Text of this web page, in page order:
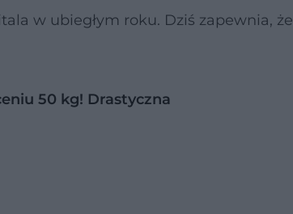
w ubiegłym roku. Dziś zapewnia, że
50 kg! Drastyczna